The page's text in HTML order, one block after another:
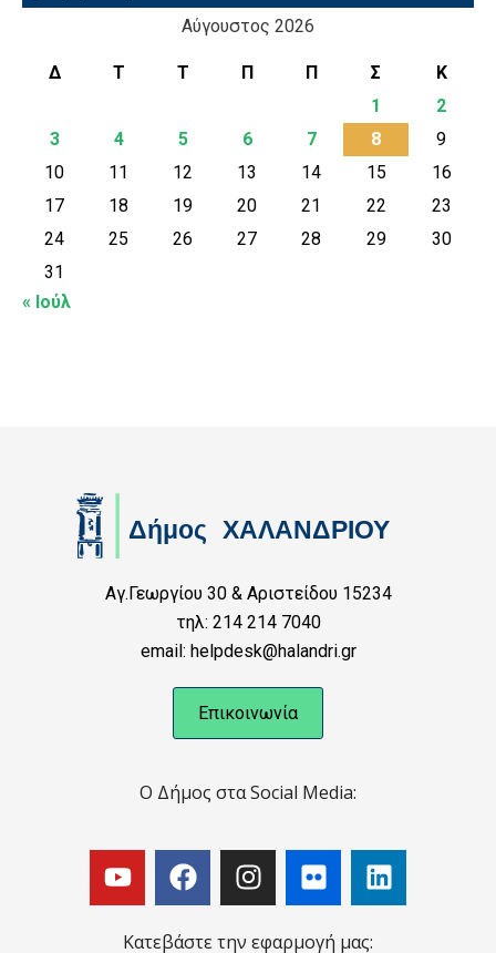
Αύγουστος 2026
Δ Τ Τ Π Π Σ
Κ
1
2
3
4 5 6 7 8
9
10
11 12 13 14 15
16
17
18 19 20 21 22
23
24
25 26 27 28 29
30
31
« Ιούλ
Αγ.Γεωργίου 30 & Αριστείδου 15234
τηλ: 214 214 7040
email: helpdesk@halandri.gr
Επικοινωνία
Ο Δήμος στα Social Media:
Κατεβάστε την εφαρμογή μας: